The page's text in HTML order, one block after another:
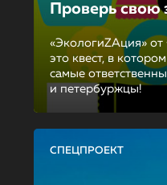
Проверь свою
«ЭкологиZAция»
это квест, в
самые
и петербуржцы!
СПЕЦПРОЕКТ